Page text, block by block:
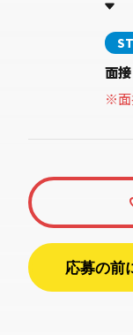
面接
※面
応募の前